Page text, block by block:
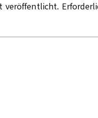
veröffentlicht.